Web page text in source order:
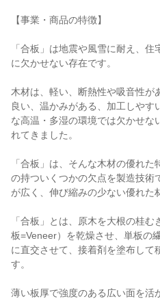
【事業・商品の特徴】
「合板」は地震や風雪に耐え、
に欠かせない存在です。
木材は、軽い、断熱性や吸音性が
良い、温かみがある、加工しやす
な高温・多湿の環境では欠かせな
れてきました。
「合板」は、そんな木材の優れ
の持ついくつかの欠点を製造技術
が広く、伸び縮みの少ない優れた
「合板」とは、原木を大根の桂
板=Veneer）を乾燥させ、単板の
に直交させて、接着剤を塗布して
す。
薄い板厚で強度のある広い面を活